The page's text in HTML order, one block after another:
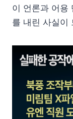
이 언론과 어용
를 내린 사실이